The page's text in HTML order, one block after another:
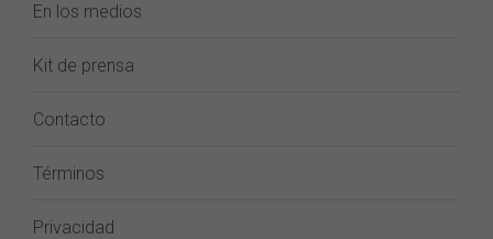
En los medios
Kit de prensa
Contacto
Términos
Privacidad